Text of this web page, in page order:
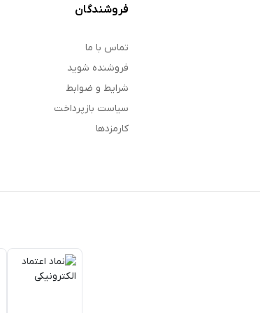
فروشندگان
تماس با ما
فروشنده شوید
شرایط و ضوابط
سیاست بازپرداخت
کارمزدها